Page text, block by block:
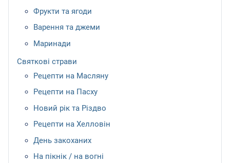
Фрукти та ягоди
Варення та джеми
Маринади
Святкові страви
Рецепти на Масляну
Рецепти на Пасху
Новий рік та Різдво
Рецепти на Хелловін
День закоханих
На пікнік / на вогні